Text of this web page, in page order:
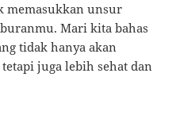
memasukkan unsur
Mari kita bahas
tidak hanya akan
juga lebih sehat dan